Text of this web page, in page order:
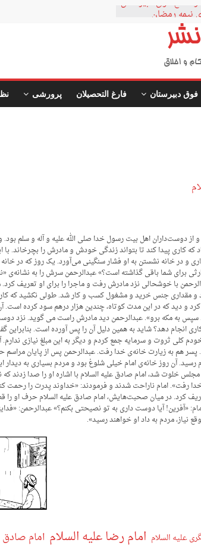
مقطع فوق دبیرستان
نیمه رمضان
نیمه شعبان
غدیر
محرم
و اخلاق
فوق دبیرستان فارغ التحصیلان پرورشی
از دوست‌داران اهل بیت رسول خدا صلی الله علیه و آله و سلم
که کاری پیدا کند تا بتواند زندگی خودش و مادرش را بچرخاند.
و در خانه نشستن به او فشار سنگینی می‌آورد. یک روز که در
برای شما باقی گذاشته است؟» عبدالرحمن سرش را به نشانه‌ی
با خوشحالی نزد مادرش رفت و ماجرا را برای او تعریف
کرد و مقداری جنس خرید و مشغول کسب و کار شد. طولی نکشید
و دید که در این مدت کوتاه، چندین هزار درهم سود کرده
به مکه برو». عبدالرحمن دید مادرش راست می گوید. نزد
انجام دهد؟ شاید به همین دلیل آن را پس آورده است.
خودم کلی ثروت و سرمایه جمع کردم و دیگر به این مبلغ نیازی
هم به زیارت خانه‌ی خدا رفت. عبدالرحمن پس از پایان مراسم
آن روز خانه‌ی امام خیلی شلوغ بود و مردم بسیاری به
خلوت شد، امام صادق علیه السلام با اشاره او را صدا
امام ناراحت شدند و فرمودند: «خداوند پدرت را رحمت
کرد. در میان صحبت‌هایش، امام صادق علیه السلام حرف او
«آفرین! آیا دوست داری به تو نصیحتی بکنم؟» عبدالرحمن:
مردم به داد او خواهند رسید».
علیه السلام امام رضا علیه السلام امام صادق